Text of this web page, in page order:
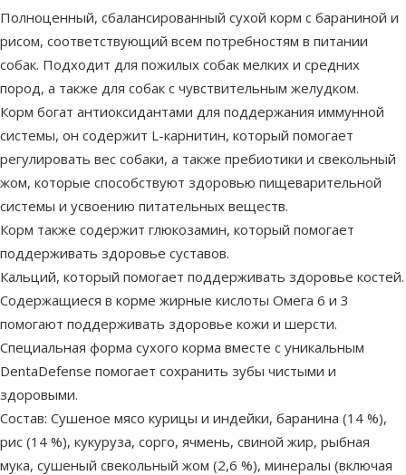
Полноценный, сбалансированный сухой корм с бараниной и
рисом, соответствующий всем потребностям в питании
собак. Подходит для пожилых собак мелких и средних
пород, а также для собак с чувствительным желудком.
Корм богат антиоксидантами для поддержания иммунной
системы, он содержит L-карнитин, который помогает
регулировать вес собаки, а также пребиотики и свекольный
жом, которые способствуют здоровью пищеварительной
системы и усвоению питательных веществ.
Корм также содержит глюкозамин, который помогает
поддерживать здоровье суставов.
Кальций, который помогает поддерживать здоровье костей.
Содержащиеся в корме жирные кислоты Омега 6 и 3
помогают поддерживать здоровье кожи и шерсти.
Специальная форма сухого корма вместе с уникальным
DentaDefense помогает сохранить зубы чистыми и
здоровыми.
Состав: Сушеное мясо курицы и индейки, баранина (14 %),
рис (14 %), кукуруза, сорго, ячмень, свиной жир, рыбная
мука, сушеный свекольный жом (2,6 %), минералы (включая